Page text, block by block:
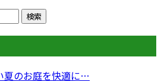
夏のお庭を快適に…